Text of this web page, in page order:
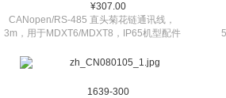
¥307.00
CANopen/RS-485 直头菊花链通讯线，
3m，用于MDXT6/MDXT8，IP65机型配件
1639-300